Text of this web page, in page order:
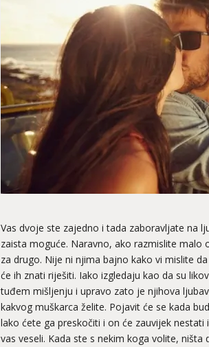
Vas dvoje ste zajedno i tada zaboravljate na
zaista moguće. Naravno, ako razmislite
za drugo. Nije ni njima bajno kako vi mislite
će ih znati riješiti. Iako izgledaju kao da su
tuđem mišljenju i upravo zato je njihova
kakvog muškarca želite. Pojavit će se kada
lako ćete ga preskočiti i on će zauvijek
vas veseli. Kada ste s nekim koga volite,